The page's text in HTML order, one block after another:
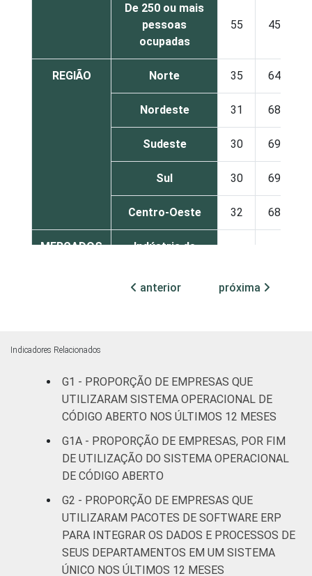
De 250 ou mais
pessoas
ocupadas
55 45
REGIÃO Norte 35 64
Nordeste 31 68
Sudeste 30 69
Sul 30 69
Centro-Oeste 32 68
MERCADOS
Indústria de
automotores e
motocicletas
Transporte,
armazenagem e
comunicações
33 67
Alojamento e
alimentação
25
Informação e
Comunicação
58 40
anterior próxima
Indicadores Relacionados
G1 - PROPORÇÃO DE EMPRESAS QUE
UTILIZARAM SISTEMA OPERACIONAL DE
CÓDIGO ABERTO NOS ÚLTIMOS 12 MESES
G1A - PROPORÇÃO DE EMPRESAS, POR FIM
DE UTILIZAÇÃO DO SISTEMA OPERACIONAL
DE CÓDIGO ABERTO
G2 - PROPORÇÃO DE EMPRESAS QUE
UTILIZARAM PACOTES DE SOFTWARE ERP
PARA INTEGRAR OS DADOS E PROCESSOS DE
SEUS DEPARTAMENTOS EM UM SISTEMA
ÚNICO NOS ÚLTIMOS 12 MESES